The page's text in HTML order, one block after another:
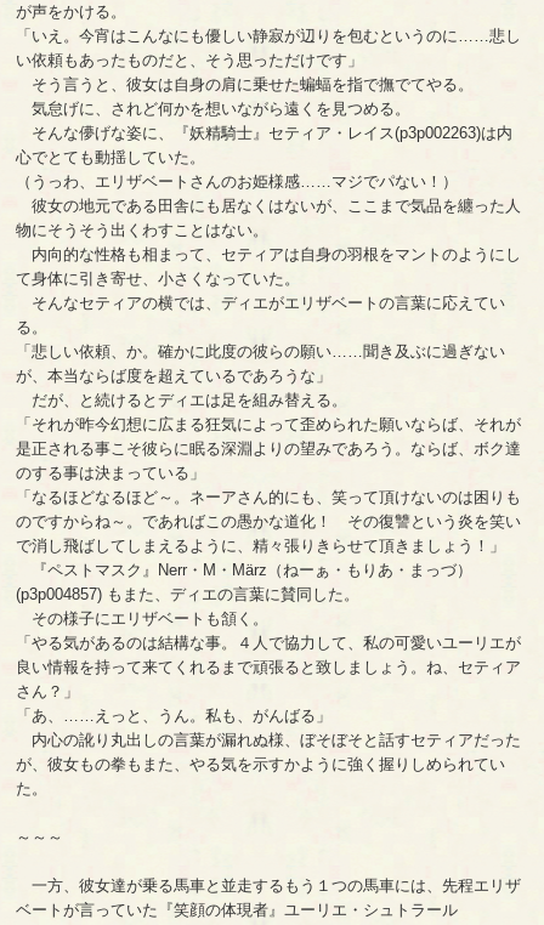
が声をかける。
「いえ。今宵はこんなにも優しい静寂が辺りを包むというのに……悲し
い依頼もあったものだと、そう思っただけです」
そう言うと、彼女は自身の肩に乗せた蝙蝠を指で撫でてやる。
気怠げに、されど何かを想いながら遠くを見つめる。
そんな儚げな姿に、『妖精騎士』セティア・レイス(p3p002263)は内
心でとても動揺していた。
（うっわ、エリザベートさんのお姫様感……マジでパない！）
彼女の地元である田舎にも居なくはないが、ここまで気品を纏った人
物にそうそう出くわすことはない。
内向的な性格も相まって、セティアは自身の羽根をマントのようにし
て身体に引き寄せ、小さくなっていた。
そんなセティアの横では、ディエがエリザベートの言葉に応えてい
る。
「悲しい依頼、か。確かに此度の彼らの願い……聞き及ぶに過ぎない
が、本当ならば度を超えているであろうな」
だが、と続けるとディエは足を組み替える。
「それが昨今幻想に広まる狂気によって歪められた願いならば、それが
是正される事こそ彼らに眠る深淵よりの望みであろう。ならば、ボク達
のする事は決まっている」
「なるほどなるほど～。ネーアさん的にも、笑って頂けないのは困りも
のですからね～。であればこの愚かな道化！ その復讐という炎を笑い
で消し飛ばしてしまえるように、精々張りきらせて頂きましょう！」
『ペストマスク』Nerr・M・März（ねーぁ・もりあ・まっづ）
(p3p004857) もまた、ディエの言葉に賛同した。
その様子にエリザベートも頷く。
「やる気があるのは結構な事。４人で協力して、私の可愛いユーリエが
良い情報を持って来てくれるまで頑張ると致しましょう。ね、セティア
さん？」
「あ、……えっと、うん。私も、がんばる」
内心の訛り丸出しの言葉が漏れぬ様、ぼそぼそと話すセティアだった
が、彼女もの拳もまた、やる気を示すかように強く握りしめられてい
た。
～～～
一方、彼女達が乗る馬車と並走するもう１つの馬車には、先程エリザ
ベートが言っていた『笑顔の体現者』ユーリエ・シュトラール